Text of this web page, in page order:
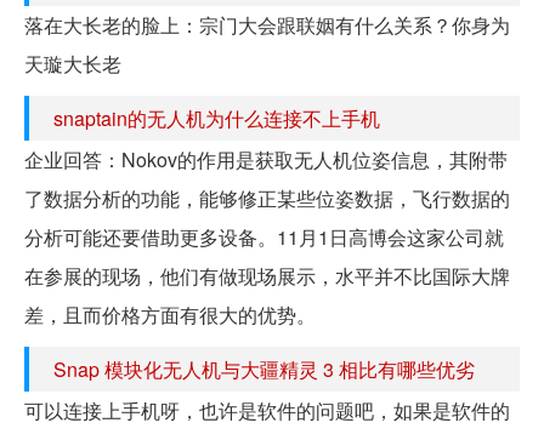
落在大长老的脸上：宗门大会跟联姻有什么关系？你身为
天璇大长老
snaptain的无人机为什么连接不上手机
企业回答：Nokov的作用是获取无人机位姿信息，其附带
了数据分析的功能，能够修正某些位姿数据，飞行数据的
分析可能还要借助更多设备。11月1日高博会这家公司就
在参展的现场，他们有做现场展示，水平并不比国际大牌
差，且而价格方面有很大的优势。
Snap 模块化无人机与大疆精灵 3 相比有哪些优劣
可以连接上手机呀，也许是软件的问题吧，如果是软件的